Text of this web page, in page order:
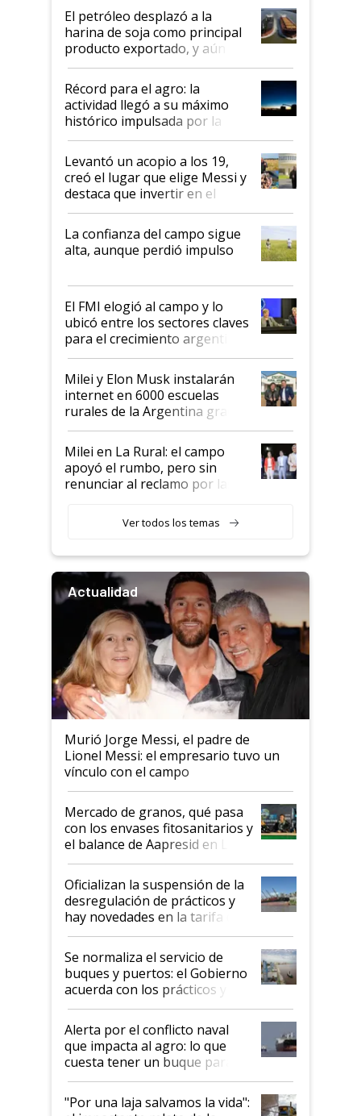
El petróleo desplazó a la
harina de soja como principal
producto exportado, y aún así
el agro aportó casi seis de cada
diez dólares y sostuvo el
liderazgo en un semestre
récord
Récord para el agro: la
actividad llegó a su máximo
histórico impulsada por la
cosecha y las exportaciones
Levantó un acopio a los 19,
creó el lugar que elige Messi y
destaca que invertir en el
kirchnerismo era como "darle
plata a un hijo para droga":
Juan Félix Rossetti, el libertario
que de una dura crisis salió
de Milei
La confianza del campo sigue
alta, aunque perdió impulso
El FMI elogió al campo y lo
ubicó entre los sectores claves
para el crecimiento argentino
Milei y Elon Musk instalarán
internet en 6000 escuelas
rurales de la Argentina gracias
a un acuerdo con Starlink
Milei en La Rural: el campo
apoyó el rumbo, pero sin
renunciar al reclamo por las
Ver todos los temas
Actualidad
Murió Jorge Messi, el padre de
Lionel Messi: el empresario tuvo un
vínculo con el campo
Mercado de granos, qué pasa
con los envases fitosanitarios y
el balance de Aapresid en La
Posta
Oficializan la suspensión de la
desregulación de prácticos y
hay novedades en la tarifa de
la hidrovía
Se normaliza el servicio de
buques y puertos: el Gobierno
acuerda con los prácticos y
suspende el decreto de
desregulación
Alerta por el conflicto naval
que impacta al agro: lo que
cuesta tener un buque parado
y el peligro de que Argentina
pase a ser "país sucio"
"Por una laja salvamos la vida":